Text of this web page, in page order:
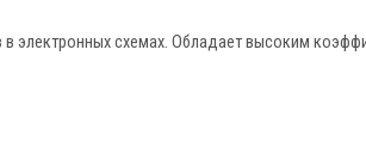
в электронных схемах. Обладает высоким